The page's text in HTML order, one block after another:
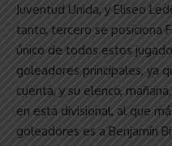
Juventud Unida, y Eliseo
tanto, tercero se posiciona
único de todos estos
goleadores principales, ya
cuenta, y su elenco,
en esta divisional, al que
goleadores es a Benjamín